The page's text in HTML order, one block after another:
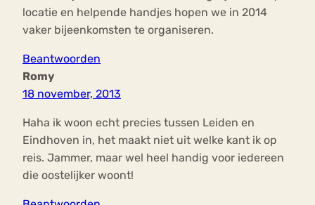
locatie en helpende handjes hopen we in 2014
vaker bijeenkomsten te organiseren.
Beantwoorden
Romy
18 november, 2013
Haha ik woon echt precies tussen Leiden en
Eindhoven in, het maakt niet uit welke kant ik op
reis. Jammer, maar wel heel handig voor iedereen
die oostelijker woont!